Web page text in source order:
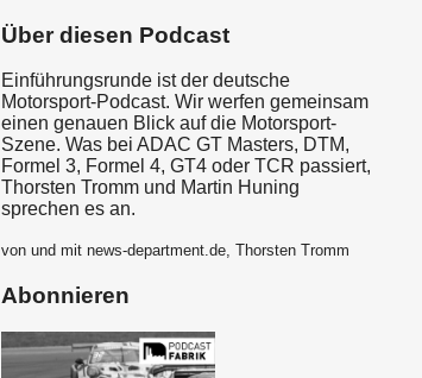
Über diesen Podcast
Einführungsrunde ist der deutsche
Motorsport-Podcast. Wir werfen gemeinsam
einen genauen Blick auf die Motorsport-
Szene. Was bei ADAC GT Masters, DTM,
Formel 3, Formel 4, GT4 oder TCR passiert,
Thorsten Tromm und Martin Huning
sprechen es an.
von und mit news-department.de, Thorsten Tromm
Abonnieren